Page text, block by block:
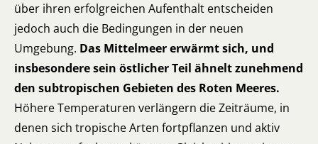
über ihren erfolgreichen Aufenthalt entscheiden
jedoch auch die Bedingungen in der neuen
Umgebung. Das Mittelmeer erwärmt sich, und
insbesondere sein östlicher Teil ähnelt zunehmend
den subtropischen Gebieten des Roten Meeres.
Höhere Temperaturen verlängern die Zeiträume, in
denen sich tropische Arten fortpflanzen und aktiv